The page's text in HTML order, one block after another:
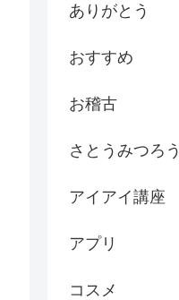
ありがとう
おすすめ
お稽古
さとうみつろう
アイアイ講座
アプリ
コスメ